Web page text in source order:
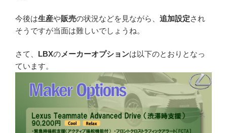
今後は生産や販売の状況などを見ながら、 追加設定され
そうですが当面は難しいでしょうね。
さて、 LBXのメーカーオプションは以下のとおりとなっ
ています。